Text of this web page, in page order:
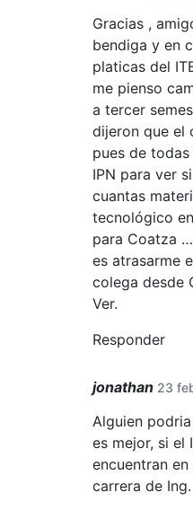
Gracias ,
bendiga y en
platicas del
me pienso
a tercer
dijeron que el
pues de
IPN para ver
cuantas
tecnológico
para Coatza
es atrasarme
colega desde
Ver.
Responder
jonathan 23
Alguien
es mejor, si el
encuentran
carrera de